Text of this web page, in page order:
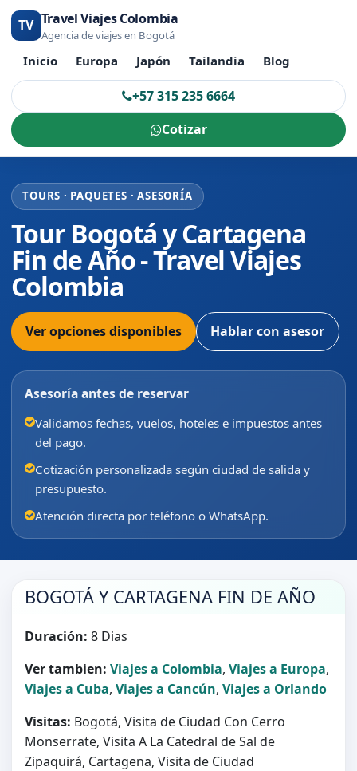
TV Travel Viajes Colombia
Agencia de viajes en Bogotá
Inicio Europa Japón Tailandia Blog
+57 315 235 6664
Cotizar
TOURS · PAQUETES · ASESORÍA
Tour Bogotá y Cartagena
Fin de Año - Travel Viajes
Colombia
Ver opciones disponibles Hablar con asesor
Asesoría antes de reservar
Validamos fechas, vuelos, hoteles e impuestos antes
del pago.
Cotización personalizada según ciudad de salida y
presupuesto.
Atención directa por teléfono o WhatsApp.
BOGOTÁ Y CARTAGENA FIN DE AÑO
Duración: 8 Dias
Ver tambien: Viajes a Colombia, Viajes a Europa,
Viajes a Cuba, Viajes a Cancún, Viajes a Orlando
Visitas: Bogotá, Visita de Ciudad Con Cerro
Monserrate, Visita A La Catedral de Sal de
Zipaquirá, Cartagena, Visita de Ciudad